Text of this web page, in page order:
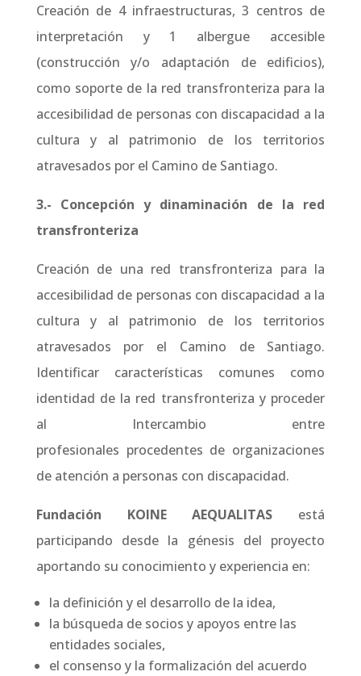
Creación de 4 infraestructuras, 3 centros de
interpretación y 1 albergue accesible
(construcción y/o adaptación de edificios),
como soporte de la red transfronteriza para la
accesibilidad de personas con discapacidad a la
cultura y al patrimonio de los territorios
atravesados por el Camino de Santiago.
3.- Concepción y dinaminación de la red
transfronteriza
Creación de una red transfronteriza para la
accesibilidad de personas con discapacidad a la
cultura y al patrimonio de los territorios
atravesados por el Camino de Santiago.
Identificar características comunes como
identidad de la red transfronteriza y proceder
al Intercambio entre
profesionales procedentes de organizaciones
de atención a personas con discapacidad.
Fundación KOINE AEQUALITAS está
participando desde la génesis del proyecto
aportando su conocimiento y experiencia en:
la definición y el desarrollo de la idea,
la búsqueda de socios y apoyos entre las
entidades sociales,
el consenso y la formalización del acuerdo